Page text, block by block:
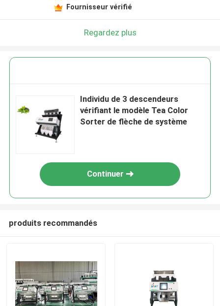
Fournisseur vérifié
Regardez plus
Individu de 3 descendeurs
vérifiant le modèle Tea Color
Sorter de flèche de système
Continuer
produits recommandés